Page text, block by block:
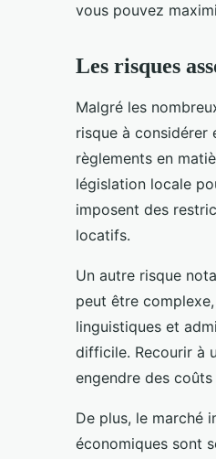
vous pouvez
Les risques
Malgré les
risque à considérer
règlements en
législation locale
imposent des
locatifs.
Un autre risque
peut être
linguistiques et
difficile. Recourir à
engendre des
De plus, le marché
économiques sont